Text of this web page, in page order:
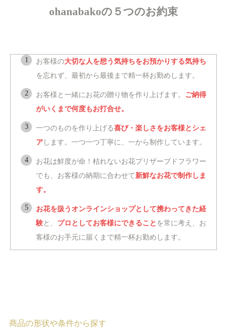
ohanabakoの５つのお約束
お客様の大切な人を想う気持ちをお預かりする気持ち
を忘れず、最初から最後まで精一杯お勤めします。
お客様と一緒にお花の贈り物を作り上げます。 ご納得
がいくまで何度もお打合せ。
一つのものを作り上げる喜び・楽しさをお客様とシェ
ア します。一つ一つ丁寧に、一から制作しています。
お花は鮮度が命！枯れないお花プリザーブドフラワー
でも、お客様の納期に合わせて 新鮮なお花で制作しま
す。
お花を扱うオンラインショップとして携わってきた経
験と、 プロとしてお客様にできること を常に考え、お
客様のお手元に届くまで精一杯お勤めします。
商品の形状や条件から探す